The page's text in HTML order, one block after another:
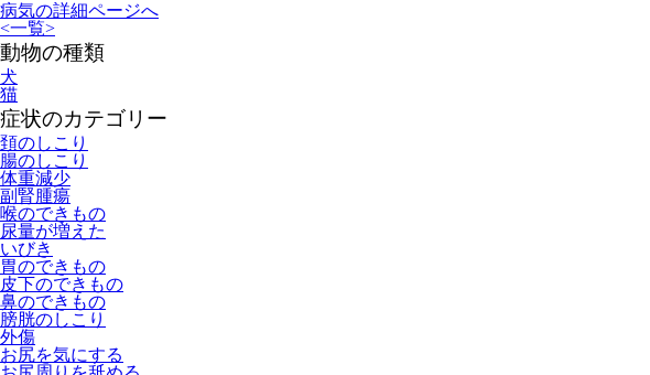
病気の詳細ページへ
<一覧>
動物の種類
犬
猫
症状のカテゴリー
頚のしこり
腸のしこり
体重減少
副腎腫瘍
喉のできもの
尿量が増えた
いびき
胃のできもの
皮下のできもの
鼻のできもの
膀胱のしこり
外傷
お尻を気にする